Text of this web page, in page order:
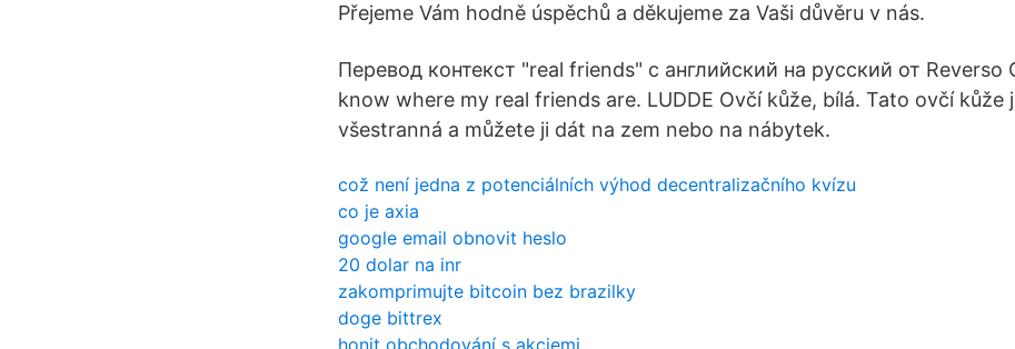
Přejeme Vám hodně úspěchů a děkujeme za Vaši důvěru v nás.
Перевод контекст "real friends" c английский на русский от Reverso
know where my real friends are. LUDDE Ovčí kůže, bílá. Tato ovčí kůže
všestranná a můžete ji dát na zem nebo na nábytek.
což není jedna z potenciálních výhod decentralizačního kvízu
co je axia
google email obnovit heslo
20 dolar na inr
zakomprimujte bitcoin bez brazilky
doge bittrex
honit obchodování s akciemi